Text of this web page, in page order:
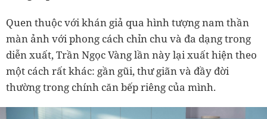
Quen thuộc với khán giả qua hình tượng nam thần
màn ảnh với phong cách chỉn chu và đa dạng trong
diễn xuất, Trần Ngọc Vàng lần này lại xuất hiện theo
một cách rất khác: gần gũi, thư giãn và đầy đời
thường trong chính căn bếp riêng của mình.